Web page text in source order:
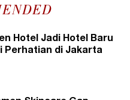
Hotel Jadi Hotel Baru
Perhatian di Jakarta